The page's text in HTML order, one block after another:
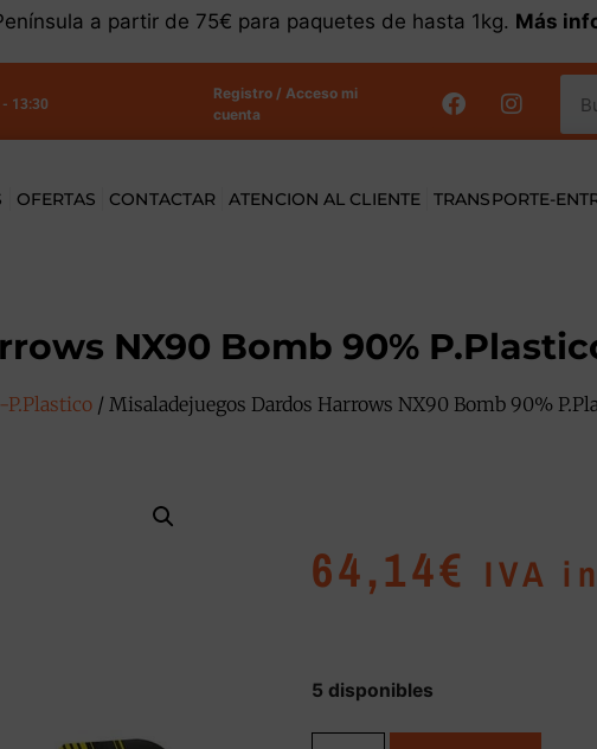
a partir de 75€ para paquetes de hasta 1kg. Más
- 13:30
Registro / Acceso mi
cuenta
OFERTAS CONTACTAR ATENCION AL CLIENTE TRANSPORTE-
NX90 Bomb 90%
/ Misaladejuegos Dardos Harrows NX90 Bomb 90%
64,14€ IVA
5 disponibles